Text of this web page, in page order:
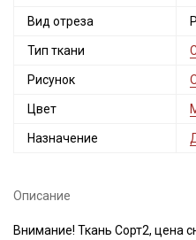
Вид отреза
Тип ткани
Рисунок
Цвет
Назначение
Описание
Внимание! Ткань Сорт2, цена